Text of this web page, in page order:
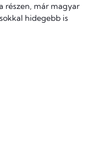
részen, már magyar
hidegebb is